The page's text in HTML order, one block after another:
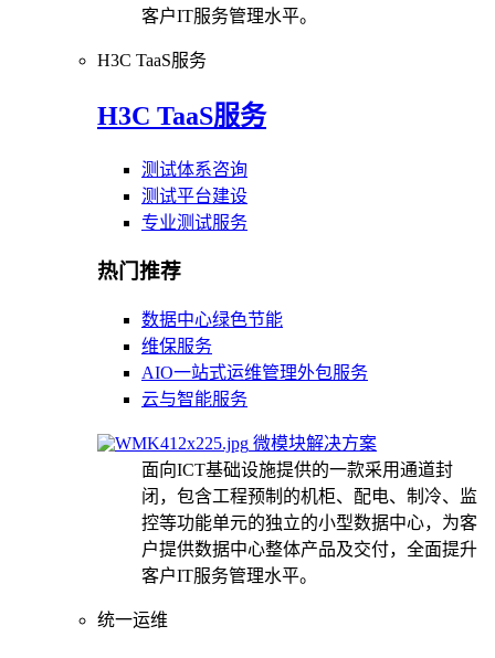
客户IT服务管理水平。
H3C TaaS服务
H3C TaaS服务
测试体系咨询
测试平台建设
专业测试服务
热门推荐
数据中心绿色节能
维保服务
AIO一站式运维管理外包服务
云与智能服务
微模块解决方案
面向ICT基础设施提供的一款采用通道封
闭，包含工程预制的机柜、配电、制冷、监
控等功能单元的独立的小型数据中心，为客
户提供数据中心整体产品及交付，全面提升
客户IT服务管理水平。
统一运维